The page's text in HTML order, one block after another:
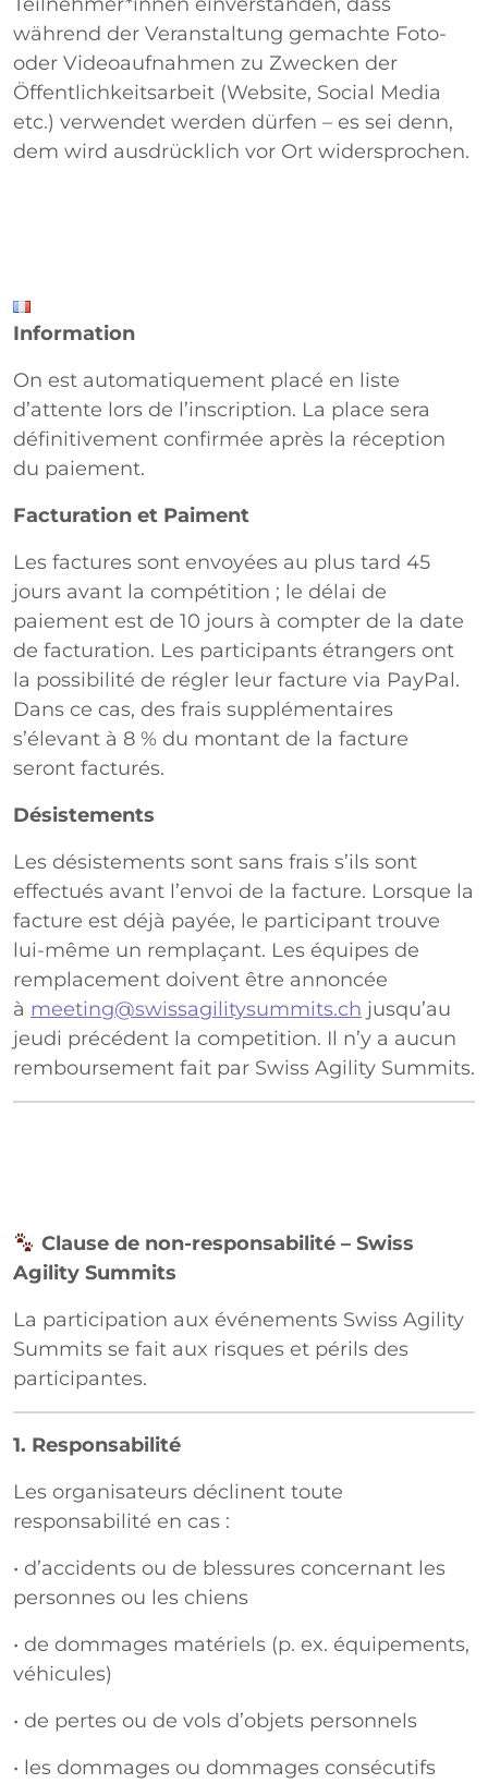
während der Veranstaltung gemachte Foto-
oder Videoaufnahmen zu Zwecken der
Öffentlichkeitsarbeit (Website, Social Media
etc.) verwendet werden dürfen – es sei denn,
dem wird ausdrücklich vor Ort widersprochen.
Information
On est automatiquement placé en liste
d’attente lors de l’inscription. La place sera
définitivement confirmée après la réception
du paiement.
Facturation et Paiment
Les factures sont envoyées au plus tard 45
jours avant la compétition ; le délai de
paiement est de 10 jours à compter de la date
de facturation. Les participants étrangers ont
la possibilité de régler leur facture via PayPal.
Dans ce cas, des frais supplémentaires
s’élevant à 8 % du montant de la facture
seront facturés.
Désistements
Les désistements sont sans frais s’ils sont
effectués avant l’envoi de la facture. Lorsque la
facture est déjà payée, le participant trouve
lui-même un remplaçant. Les équipes de
remplacement doivent être annoncée
à meeting@swissagilitysummits.ch jusqu’au
jeudi précédent la competition. Il n’y a aucun
remboursement fait par Swiss Agility Summits.
Clause de non-responsabilité – Swiss
Agility Summits
La participation aux événements Swiss Agility
Summits se fait aux risques et périls des
participantes.
1. Responsabilité
Les organisateurs déclinent toute
responsabilité en cas :
• d’accidents ou de blessures concernant les
personnes ou les chiens
• de dommages matériels (p. ex. équipements,
véhicules)
• de pertes ou de vols d’objets personnels
• les dommages ou dommages consécutifs